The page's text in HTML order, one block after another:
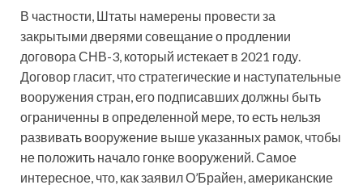
В частности, Штаты намерены провести за
закрытыми дверями совещание о продлении
договора СНВ-3, который истекает в 2021 году.
Договор гласит, что стратегические и наступательные
вооружения стран, его подписавших должны быть
ограниченны в определенной мере, то есть нельзя
развивать вооружение выше указанных рамок, чтобы
не положить начало гонке вооружений. Самое
интересное, что, как заявил О’Брайен, американские